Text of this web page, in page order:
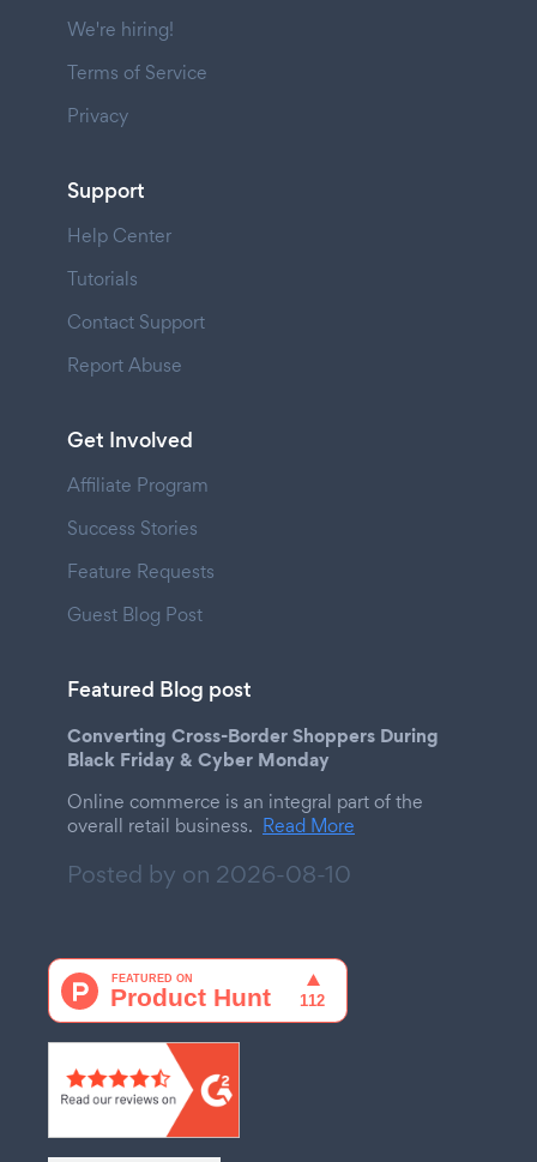
We're hiring!
Terms of Service
Privacy
Support
Help Center
Tutorials
Contact Support
Report Abuse
Get Involved
Affiliate Program
Success Stories
Feature Requests
Guest Blog Post
Featured Blog post
Converting Cross-Border Shoppers During
Black Friday & Cyber Monday
Online commerce is an integral part of the
overall retail business. Read More
Posted by on 2026-08-10